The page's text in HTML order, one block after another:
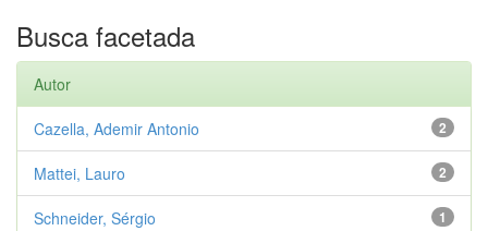
Busca facetada
Autor
2
Cazella, Ademir Antonio
2
Mattei, Lauro
1
Schneider, Sérgio